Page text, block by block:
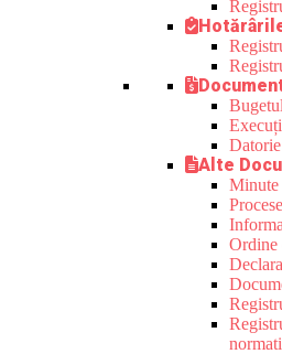
Alte
Minute
Ordine